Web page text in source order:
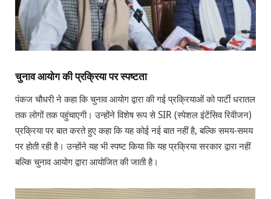
चुनाव आयोग की प्रक्रिया पर स्पष्टता
पंकज चौधरी ने कहा कि चुनाव आयोग द्वारा की गई प्रक्रियाओं को पार्टी धरातल
तक लोगों तक पहुंचाएगी। उन्होंने विशेष रूप से SIR (स्पेशल इंटेंसिव रिवीजन)
प्रक्रिया पर बात करते हुए कहा कि यह कोई नई बात नहीं है, बल्कि समय-समय
पर होती रही है। उन्होंने यह भी स्पष्ट किया कि यह प्रक्रिया सरकार द्वारा नहीं
बल्कि चुनाव आयोग द्वारा आयोजित की जाती है।